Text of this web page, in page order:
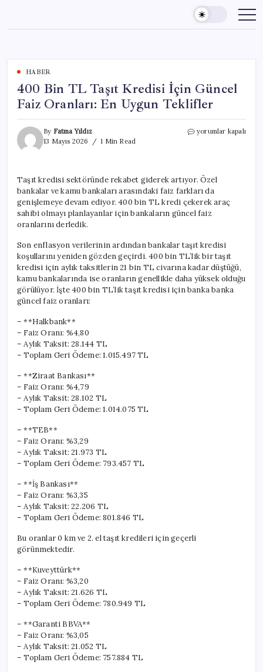
content
HABER
400 Bin TL Taşıt Kredisi İçin Güncel
Faiz Oranları: En Uygun Teklifler
By Fatma Yıldız
13 Mayıs 2026
1 Min Read
400
İçin
Güncel
Faiz
Oranları:
Teklifler
için
yorumlar kapalı
Taşıt kredisi sektöründe rekabet giderek artıyor. Özel
bankalar ve kamu bankaları arasındaki faiz farkları da
genişlemeye devam ediyor. 400 bin TL kredi çekerek araç
sahibi olmayı planlayanlar için bankaların güncel faiz
oranlarını derledik.
Son enflasyon verilerinin ardından bankalar taşıt kredisi
koşullarını yeniden gözden geçirdi. 400 bin TL’lik bir taşıt
kredisi için aylık taksitlerin 21 bin TL civarına kadar düştüğü,
kamu bankalarında ise oranların genellikle daha yüksek olduğu
görülüyor. İşte 400 bin TL’lik taşıt kredisi için banka banka
güncel faiz oranları:
– **Halkbank**
– Faiz Oranı: %4,80
– Aylık Taksit: 28.144 TL
– Toplam Geri Ödeme: 1.015.497 TL
– **Ziraat Bankası**
– Faiz Oranı: %4,79
– Aylık Taksit: 28.102 TL
– Toplam Geri Ödeme: 1.014.075 TL
– **TEB**
– Faiz Oranı: %3,29
– Aylık Taksit: 21.973 TL
– Toplam Geri Ödeme: 793.457 TL
– **İş Bankası**
– Faiz Oranı: %3,35
– Aylık Taksit: 22.206 TL
– Toplam Geri Ödeme: 801.846 TL
Bu oranlar 0 km ve 2. el taşıt kredileri için geçerli
görünmektedir.
– **Kuveyttürk**
– Faiz Oranı: %3,20
– Aylık Taksit: 21.626 TL
– Toplam Geri Ödeme: 780.949 TL
– **Garanti BBVA**
– Faiz Oranı: %3,05
– Aylık Taksit: 21.052 TL
– Toplam Geri Ödeme: 757.884 TL